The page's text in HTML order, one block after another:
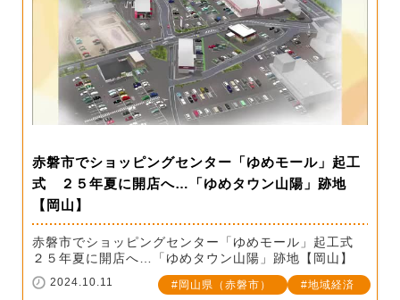
赤磐市でショッピングセンター「ゆめモール」起工
式 ２５年夏に開店へ…「ゆめタウン山陽」跡地
【岡山】
赤磐市でショッピングセンター「ゆめモール」起工式
２５年夏に開店へ…「ゆめタウン山陽」跡地【岡山】
2024.10.11 岡山県（赤磐市） 地域経済